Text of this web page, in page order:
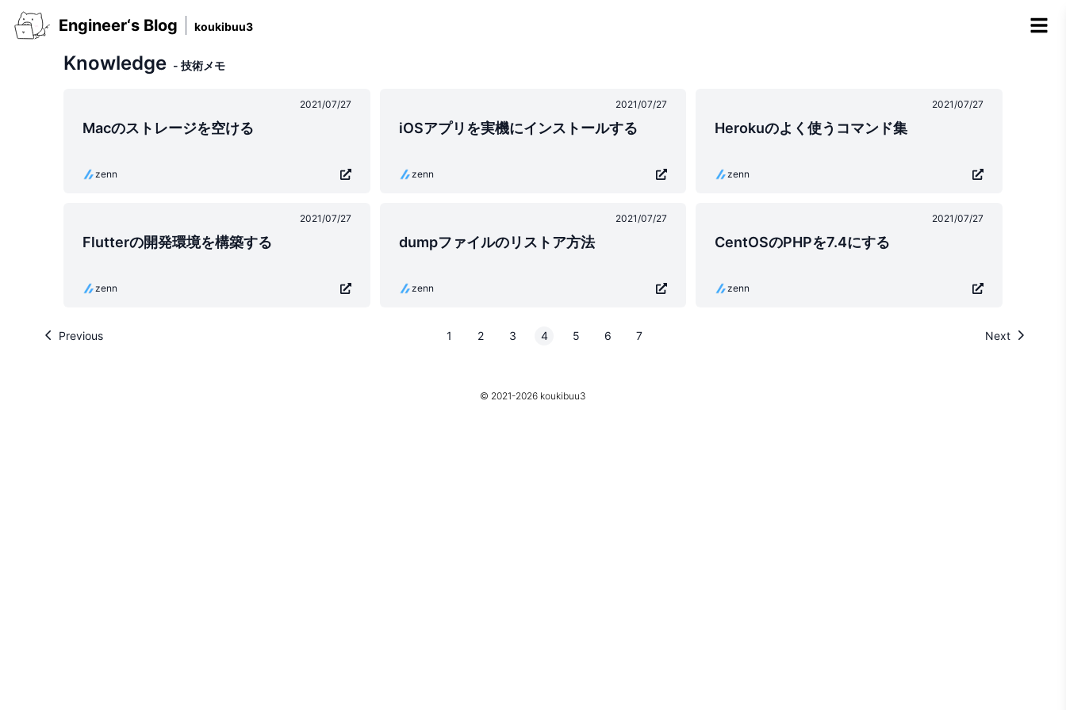
Engineer‘s Blog koukibuu3
Knowledge - 技術メモ
2021/07/27
Macのストレージを空ける
zenn
2021/07/27
iOSアプリを実機にインストールする
zenn
2021/07/27
Herokuのよく使うコマンド集
zenn
2021/07/27
Flutterの開発環境を構築する
zenn
2021/07/27
dumpファイルのリストア方法
zenn
2021/07/27
CentOSのPHPを7.4にする
zenn
Previous 1 2 3 4 5 6 7 Next
© 2021-2026 koukibuu3